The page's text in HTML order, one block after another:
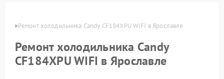
Ремонт холодильника Candy CF184XPU WIFI в Ярославле
Ремонт холодильника Candy
CF184XPU WIFI в Ярославле